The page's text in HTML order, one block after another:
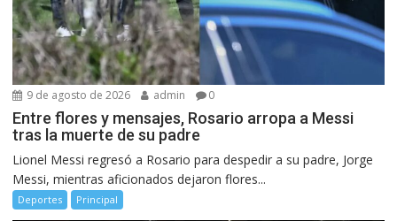
9 de agosto de 2026 admin 0
Entre flores y mensajes, Rosario arropa a Messi
tras la muerte de su padre
Lionel Messi regresó a Rosario para despedir a su padre, Jorge
Messi, mientras aficionados dejaron flores...
Deportes Principal